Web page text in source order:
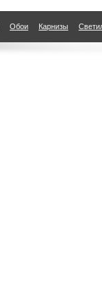
Обои Карнизы